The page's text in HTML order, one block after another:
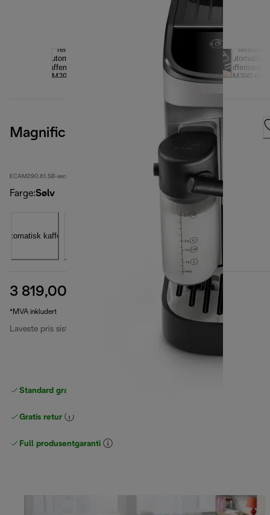
Magnifica Evo
ECAM290.61.SB-second
Farge:Sølv
3 819,00 kr opprinnelig pris 6 699,00 kr
(-43 %)
*MVA inkludert
Laveste pris siste 30 dager
Standard gratis levering
Gratis retur
Full produsentgaranti